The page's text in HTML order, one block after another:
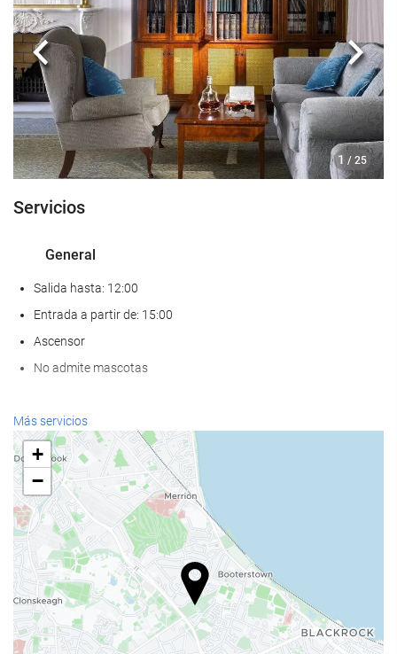
1 / 25
Anterior
Servicios
General
Salida hasta: 12:00
Entrada a partir de: 15:00
Ascensor
No admite mascotas
Servicios de recepción
Recepción 24 horas
Guardaequipaje
Comida y bebida
Restaurante a la carta
Bar
Estacionamiento
Más servicios
+
−